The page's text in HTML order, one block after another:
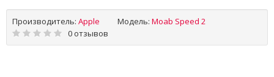
Производитель: Apple Модель: Moab Speed 2
0 отзывов